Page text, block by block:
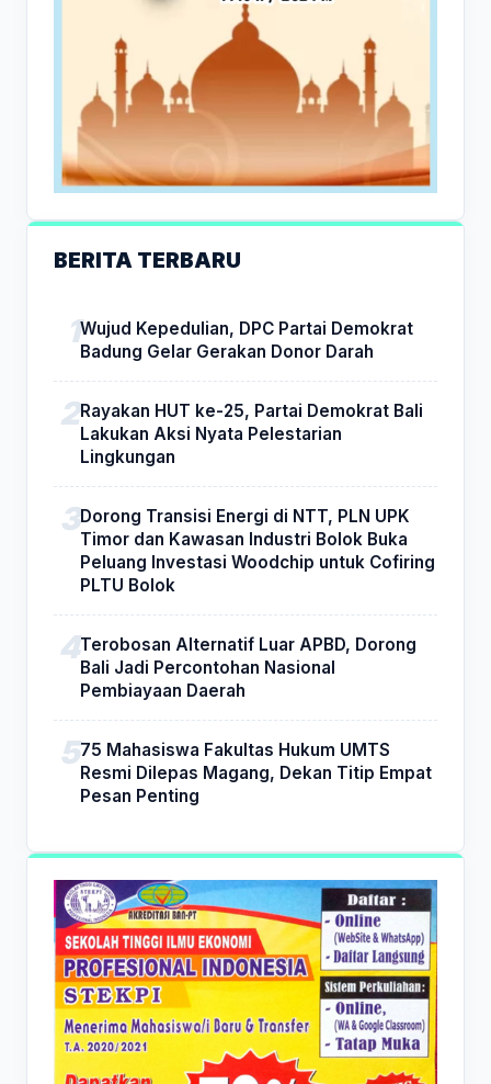
BERITA TERBARU
Wujud Kepedulian, DPC Partai Demokrat
Badung Gelar Gerakan Donor Darah
Rayakan HUT ke-25, Partai Demokrat Bali
Lakukan Aksi Nyata Pelestarian
Lingkungan
Dorong Transisi Energi di NTT, PLN UPK
Timor dan Kawasan Industri Bolok Buka
Peluang Investasi Woodchip untuk Cofiring
PLTU Bolok
Terobosan Alternatif Luar APBD, Dorong
Bali Jadi Percontohan Nasional
Pembiayaan Daerah
75 Mahasiswa Fakultas Hukum UMTS
Resmi Dilepas Magang, Dekan Titip Empat
Pesan Penting